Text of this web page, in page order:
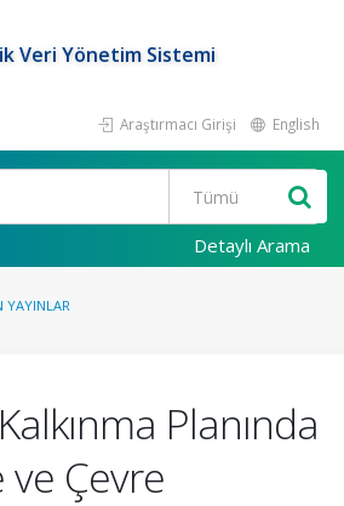
Veri Yönetim Sistemi
Araştırmacı Girişi English
Detaylı Arama
YAYINLAR
Planında
Çevre